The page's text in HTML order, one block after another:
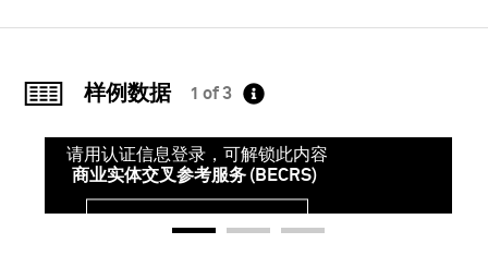
样例数据 1 of 3
商业实体交叉参考服务 (BECRS)
请用认证信息登录，可解锁此内容
登录